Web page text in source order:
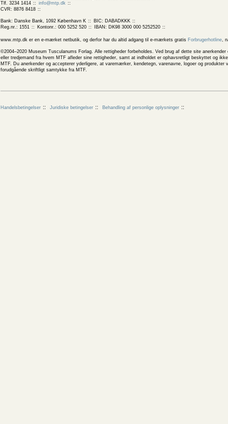
Tlf. 3234 1414
info@mtp.dk
CVR: 8876 8418
Bank: Danske Bank, 1092 København K
BIC: DABADKKK
Reg.nr.: 1551
Kontonr.: 000 5252 520 IBAN: DK98 3000 000 5252520
www.mtp.dk er en e-mærket netbutik, og derfor har du altid adgang til e-mærkets gratis Forbrugerhotline,
©2004–2020 Museum Tusculanums Forlag. Alle rettigheder forbeholdes. Ved brug af dette site
eller tredjemand fra hvem MTF afleder sine rettigheder, samt at indholdet er ophavsretligt beskyttet og
MTF. Du anerkender og accepterer yderligere, at varemærker, kendetegn, varenavne, logoer og
forudgående skriftligt samtykke fra MTF.
Handelsbetingelser Juridiske betingelser Behandling af personlige oplysninger